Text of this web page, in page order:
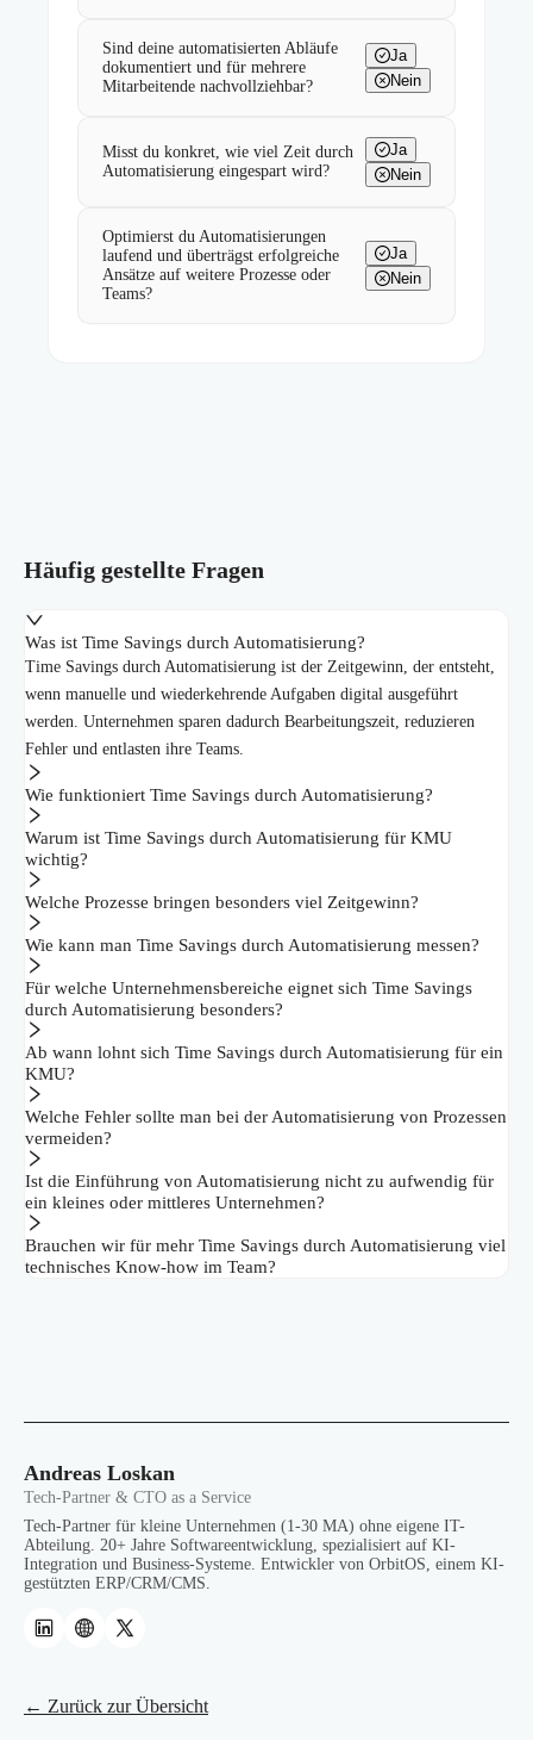
Sind deine automatisierten Abläufe
dokumentiert und für mehrere
Mitarbeitende nachvollziehbar?
Ja
Nein
Misst du konkret, wie viel Zeit durch
Automatisierung eingespart wird?
Ja
Nein
Optimierst du Automatisierungen
laufend und überträgst erfolgreiche
Ansätze auf weitere Prozesse oder
Teams?
Ja
Nein
Häufig gestellte Fragen
Was ist Time Savings durch Automatisierung?
Time Savings durch Automatisierung ist der Zeitgewinn, der entsteht,
wenn manuelle und wiederkehrende Aufgaben digital ausgeführt
werden. Unternehmen sparen dadurch Bearbeitungszeit, reduzieren
Fehler und entlasten ihre Teams.
Wie funktioniert Time Savings durch Automatisierung?
Warum ist Time Savings durch Automatisierung für KMU
wichtig?
Welche Prozesse bringen besonders viel Zeitgewinn?
Wie kann man Time Savings durch Automatisierung messen?
Für welche Unternehmensbereiche eignet sich Time Savings
durch Automatisierung besonders?
Ab wann lohnt sich Time Savings durch Automatisierung für ein
KMU?
Welche Fehler sollte man bei der Automatisierung von Prozessen
vermeiden?
Ist die Einführung von Automatisierung nicht zu aufwendig für
ein kleines oder mittleres Unternehmen?
Brauchen wir für mehr Time Savings durch Automatisierung viel
technisches Know-how im Team?
Andreas Loskan
Tech-Partner & CTO as a Service
Tech-Partner für kleine Unternehmen (1-30 MA) ohne eigene IT-
Abteilung. 20+ Jahre Softwareentwicklung, spezialisiert auf KI-
Integration und Business-Systeme. Entwickler von OrbitOS, einem KI-
gestützten ERP/CRM/CMS.
← Zurück zur Übersicht